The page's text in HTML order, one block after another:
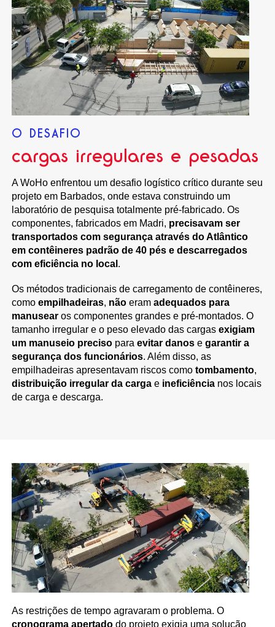
O DESAFIO
cargas irregulares e pesadas
A WoHo enfrentou um desafio logístico crítico durante seu
projeto em Barbados, onde estava construindo um
laboratório de pesquisa totalmente pré-fabricado. Os
componentes, fabricados em Madri, precisavam ser
transportados com segurança através do Atlântico
em contêineres padrão de 40 pés e descarregados
com eficiência no local .
Os métodos tradicionais de carregamento de contêineres,
comoempilhadeiras, não eramadequados para
manusear os componentes grandes e pré-montados. O
tamanho irregular e o peso elevado das cargasexigiam
um manuseio preciso paraevitar danos egarantir a
segurança dos funcionários. Além disso, as
empilhadeiras apresentavam riscos comotombamento,
distribuição irregular da carga e ineficiência nos locais
de carga e descarga.
As restrições de tempo agravaram o problema. O
cronograma apertado do projeto exigia uma solução